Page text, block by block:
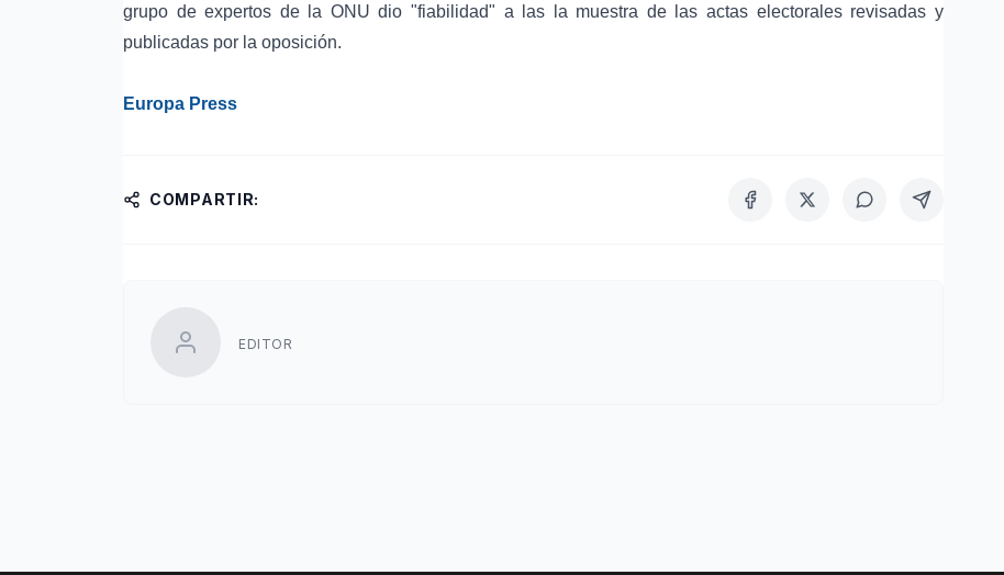
grupo de expertos de la ONU dio "fiabilidad" a las la muestra de las actas electorales revisadas y
publicadas por la oposición.
Europa Press
COMPARTIR:
EDITOR